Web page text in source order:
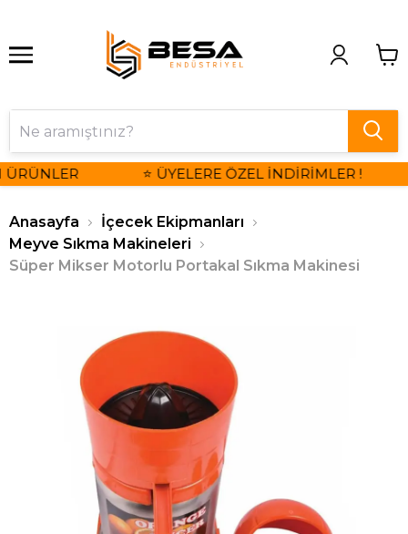
⭐ ÜYELERE ÖZEL İNDİRİMLER !
Anasayfa
İçecek Ekipmanları
Meyve Sıkma Makineleri
Süper Mikser Motorlu Portakal Sıkma Makinesi